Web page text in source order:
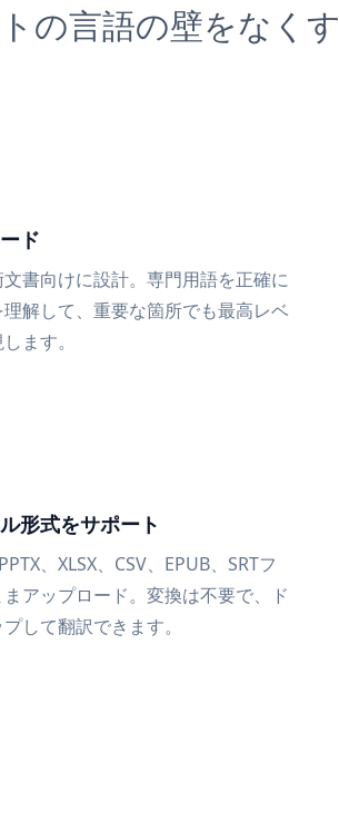
の言語の壁をなくす
ド
書向けに設計。専門用語を正確に
解して、重要な箇所でも最高レベ
ます。
形式をサポート
、XLSX、CSV、EPUB、SRTフ
アップロード。変換は不要で、ド
して翻訳できます。